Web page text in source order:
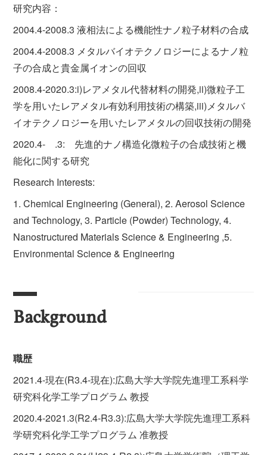
研究内容：
2004.4-2008.3 液相法による機能性ナノ粒子材料の合成
2004.4-2008.3 メタルバイオテクノロジーによるナノ粒
子の合成と貴金属イオンの回収
2008.4-2020.3:i)レアメタル代替材料の開発,ii)微粒子工
学を用いたレアメタル有効利用技術の構築,iii)メタルバ
イオテクノロジーを用いたレアメタルの回収技術の開発
2020.4- .3: 先進的ナノ構造化微粒子の合成技術と機
能化に関する研究
Research Interests:
1. Chemical Engineering (General), 2. Aerosol Science
and Technology, 3. Particle (Powder) Technology, 4.
Nanostructured Materials Science & Engineering ,5.
Environmental Science & Engineering
Background
職歴
2021.4-現在(R3.4-現在):広島大学大学院先進理工系科学
研究科化学工学プログラム 教授
2020.4-2021.3(R2.4-R3.3):広島大学大学院先進理工系科
学研究科化学工学プログラム 准教授